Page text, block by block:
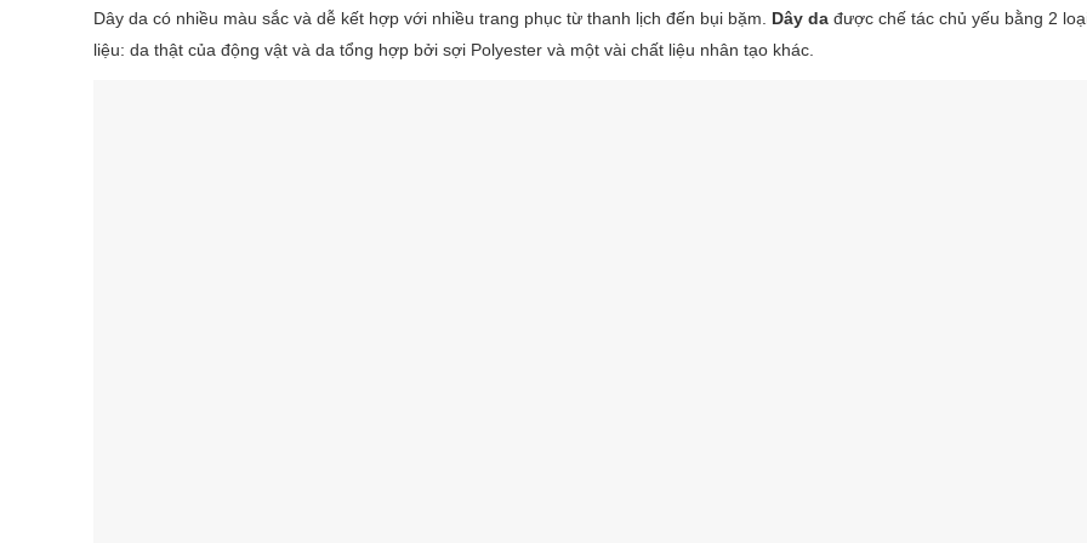
Dây da có nhiều màu sắc và dễ kết hợp với nhiều trang phục từ thanh lịch đến bụi bặm. Dây da được chế tác chủ yếu bằng 2
liệu: da thật của động vật và da tổng hợp bởi sợi Polyester và một vài chất liệu nhân tạo khác.